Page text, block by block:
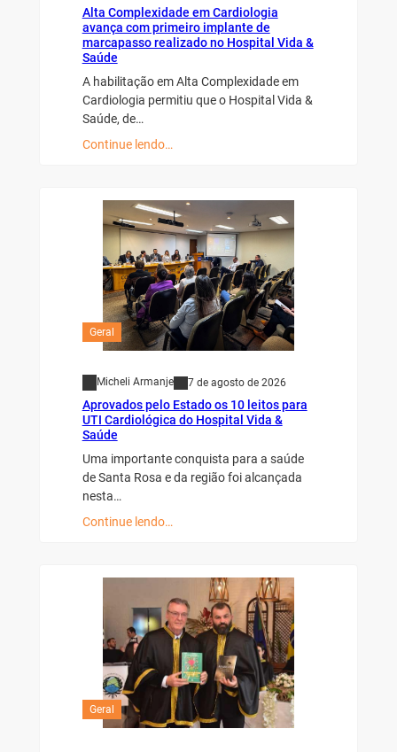
Alta Complexidade em Cardiologia
avança com primeiro implante de
marcapasso realizado no Hospital Vida &
Saúde
A habilitação em Alta Complexidade em
Cardiologia permitiu que o Hospital Vida &
Saúde, de…
Continue lendo…
Geral
Micheli Armanje 7 de agosto de 2026
Aprovados pelo Estado os 10 leitos para
UTI Cardiológica do Hospital Vida &
Saúde
Uma importante conquista para a saúde
de Santa Rosa e da região foi alcançada
nesta…
Continue lendo…
Geral